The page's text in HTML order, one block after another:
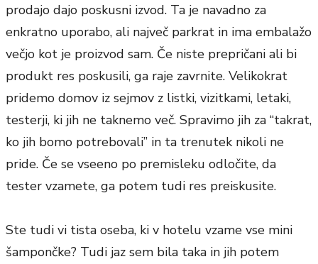
prodajo dajo poskusni izvod. Ta je navadno za
enkratno uporabo, ali največ parkrat in ima embalažo
večjo kot je proizvod sam. Če niste prepričani ali bi
produkt res poskusili, ga raje zavrnite. Velikokrat
pridemo domov iz sejmov z listki, vizitkami, letaki,
testerji, ki jih ne taknemo več. Spravimo jih za “takrat,
ko jih bomo potrebovali” in ta trenutek nikoli ne
pride. Če se vseeno po premisleku odločite, da
tester vzamete, ga potem tudi res preiskusite.
Ste tudi vi tista oseba, ki v hotelu vzame vse mini
šampončke? Tudi jaz sem bila taka in jih potem